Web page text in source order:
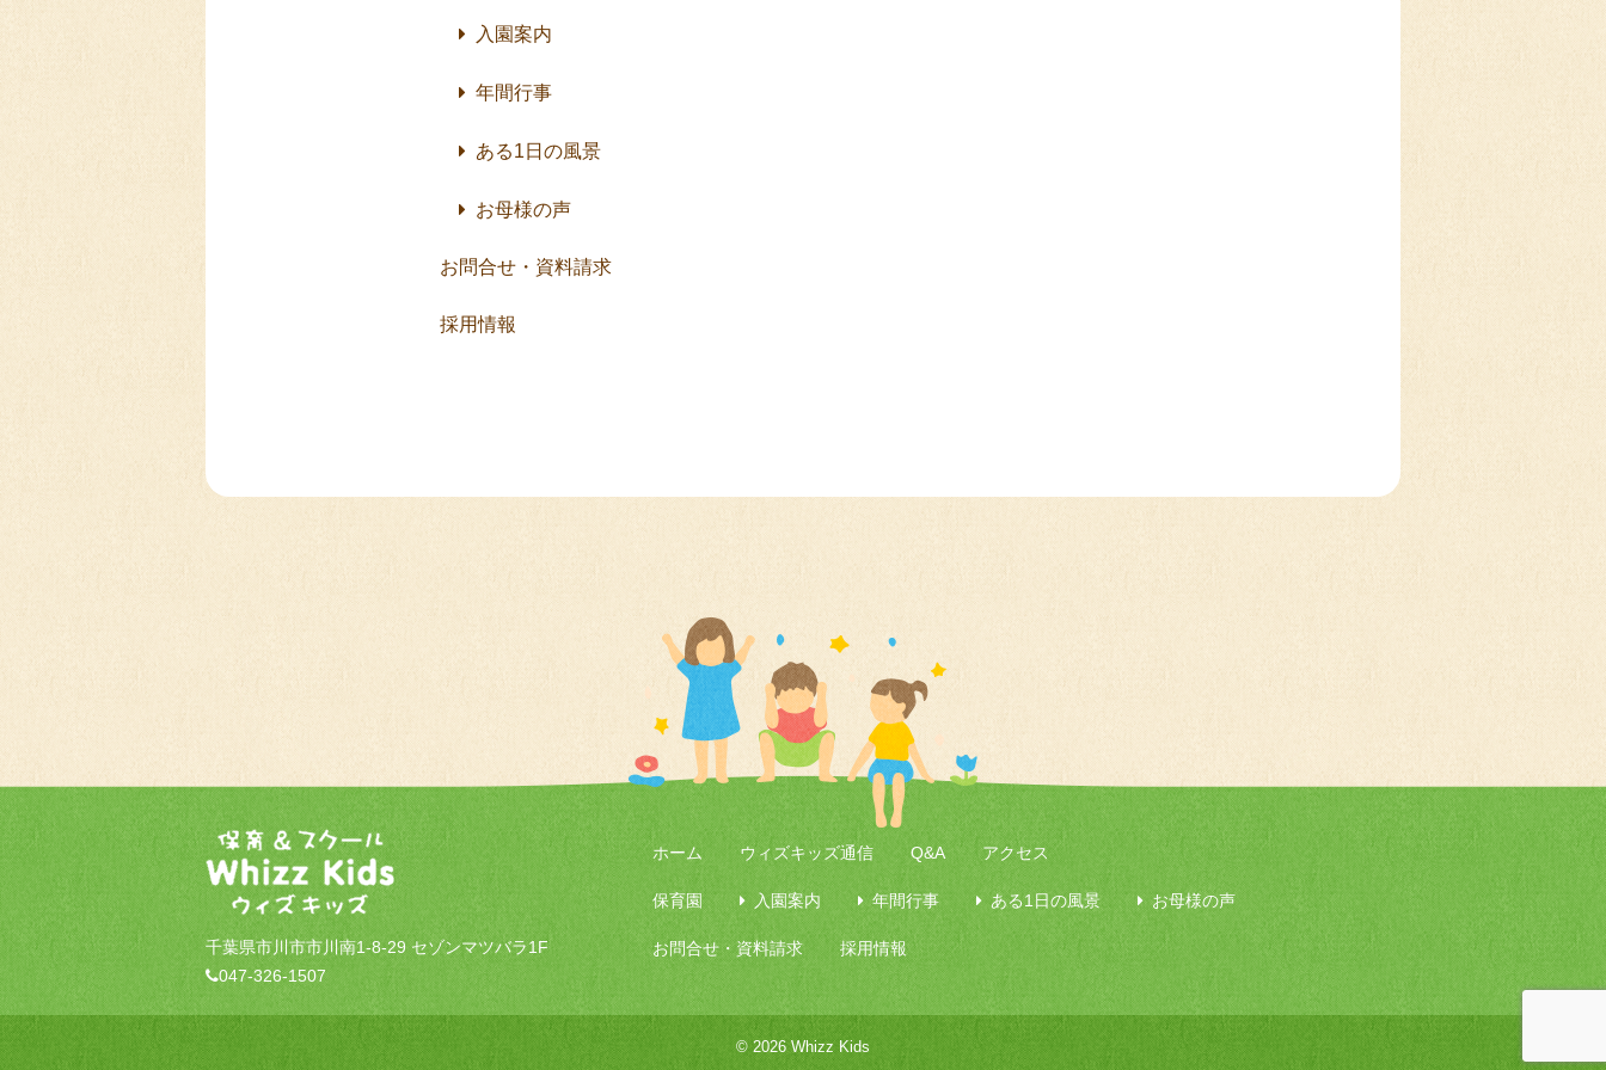
入園案内
年間行事
ある1日の風景
お母様の声
お問合せ・資料請求
採用情報
千葉県市川市市川南1-8-29 セゾンマツバラ1F
047-326-1507
ホーム ウィズキッズ通信 Q&A アクセス
保育園 入園案内 年間行事 ある1日の風景 お母様の声
お問合せ・資料請求 採用情報
© 2026 Whizz Kids